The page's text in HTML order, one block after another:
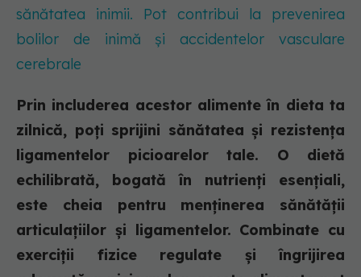
sănătatea inimii. Pot contribui la prevenirea
bolilor de inimă și accidentelor vasculare
cerebrale
Prin includerea acestor alimente în dieta ta
zilnică, poți sprijini sănătatea și rezistența
ligamentelor picioarelor tale. O dietă
echilibrată, bogată în nutrienți esențiali,
este cheia pentru menținerea sănătății
articulațiilor și ligamentelor. Combinate cu
exerciții fizice regulate și îngrijirea